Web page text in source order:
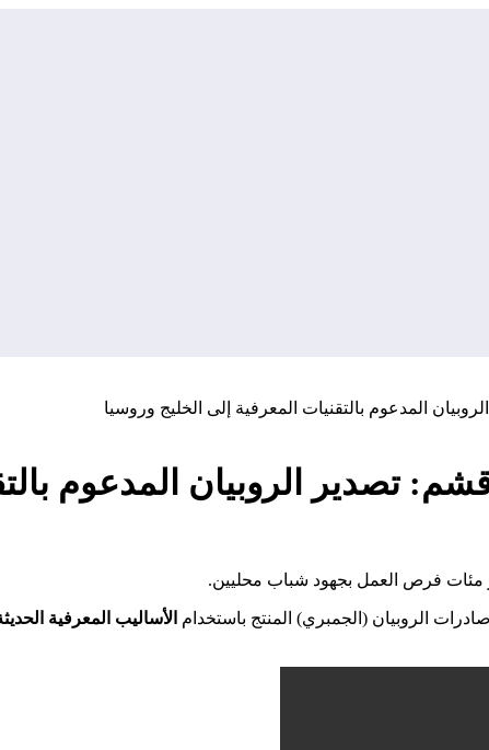
المدعوم بالتقنيات المعرفية إلى الخليج وروسيا
تصدير الروبيان المدعوم
مئات فرص العمل بجهود شباب محليين.
الروبيان (الجمبري) المنتج باستخدام الأساليب المعرفية